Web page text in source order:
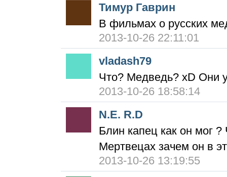
Тимур Гаврин
В фильмах о русских
2013-10-26 22:11:01
vladash79
Что? Медведь? xD Они
2013-10-26 18:58:14
N.E. R.D
Блин капец как он мог
Мертвецах зачем он в
2013-10-26 13:19:55